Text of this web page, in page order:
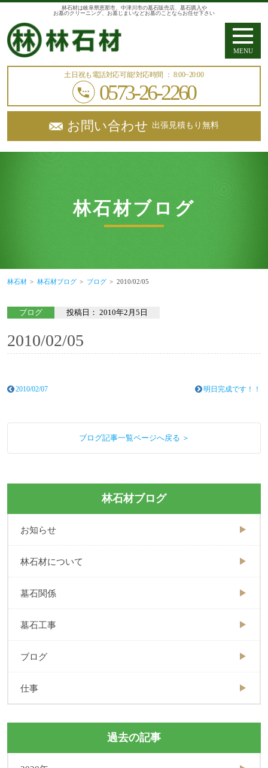
林石材は岐阜県恵那市、中津川市の墓石販売店、墓石購入や
お墓のクリーニング、お墓じまいなどお墓のことならお任せ下さい
MENU
土日祝も電話対応可能!対応時間 ： 8:00~20:00
0573-26-2260
お問い合わせ 出張見積もり無料
林石材ブログ
林石材 林石材ブログ ブログ 2010/02/05
ブログ 投稿日： 2010年2月5日
2010/02/05
2010/02/07 明日完成です！！
ブログ記事一覧ページへ戻る ＞
林石材ブログ
お知らせ
林石材について
墓石関係
墓石工事
ブログ
仕事
過去の記事